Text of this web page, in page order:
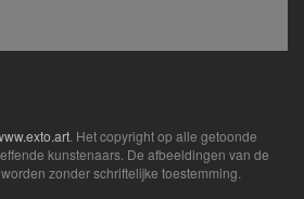
. Het copyright op alle getoonde
kunstenaars. De afbeeldingen van de
zonder schriftelijke toestemming.